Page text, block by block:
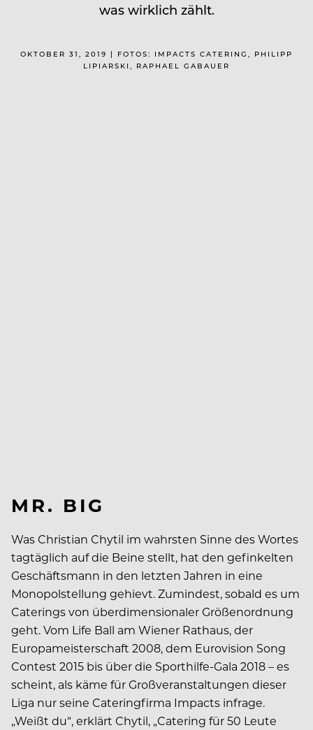
was wirklich zählt.
OKTOBER 31, 2019 | FOTOS: IMPACTS CATERING, PHILIPP
LIPIARSKI, RAPHAEL GABAUER
MR. BIG
Was Christian Chytil im wahrsten Sinne des Wortes
tagtäglich auf die Beine stellt, hat den gefinkelten
Geschäftsmann in den letzten Jahren in eine
Monopolstellung gehievt. Zumindest, sobald es um
Caterings von überdimensionaler Größenordnung
geht. Vom Life Ball am Wiener Rathaus, der
Europameisterschaft 2008, dem Eurovision Song
Contest 2015 bis über die Sporthilfe-Gala 2018 – es
scheint, als käme für Großveranstaltungen dieser
Liga nur seine Cateringfirma Impacts infrage.
„Weißt du“, erklärt Chytil, „Catering für 50 Leute